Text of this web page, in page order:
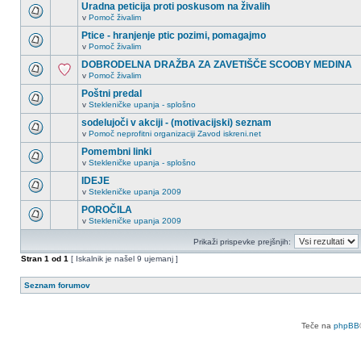
Uradna peticija proti poskusom na živalih
v Pomoč živalim
Ptice - hranjenje ptic pozimi, pomagajmo
v Pomoč živalim
DOBRODELNA DRAŽBA ZA ZAVETIŠČE SCOOBY MEDINA
v Pomoč živalim
Poštni predal
v Stekleničke upanja - splošno
sodelujoči v akciji - (motivacijski) seznam
v Pomoč neprofitni organizaciji Zavod iskreni.net
Pomembni linki
v Stekleničke upanja - splošno
IDEJE
v Stekleničke upanja 2009
POROČILA
v Stekleničke upanja 2009
Prikaži prispevke prejšnjih:
Stran 1 od 1 [ Iskalnik je našel 9 ujemanj ]
Seznam forumov
Teče na phpBB